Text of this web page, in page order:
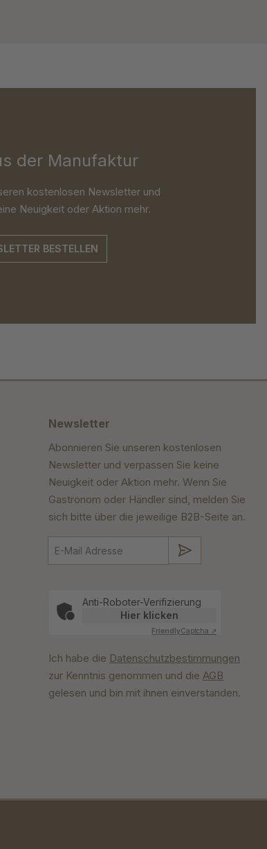
der Manufaktur
kostenlosen Newsletter und
Neuigkeit oder Aktion mehr.
BESTELLEN
Newsletter
Abonnieren Sie unseren kostenlosen
Newsletter und verpassen Sie keine
Neuigkeit oder Aktion mehr. Wenn Sie
Gastronom oder Händler sind, melden Sie
sich bitte über die jeweilige B2B-Seite an.
Anti-Roboter-Verifizierung
Hier klicken
FriendlyCaptcha ⇗
Ich habe die Datenschutzbestimmungen
zur Kenntnis genommen und die AGB
gelesen und bin mit ihnen einverstanden.